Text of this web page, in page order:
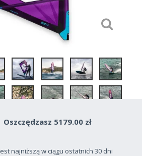
Oszczędzasz 5179.00 zł
najniższą w ciągu ostatnich 30 dni